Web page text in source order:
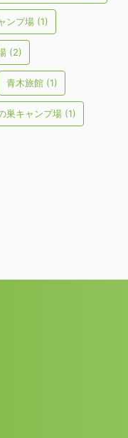
ンプ場 (1)
(2)
青木旅館 (1)
巣キャンプ場 (1)